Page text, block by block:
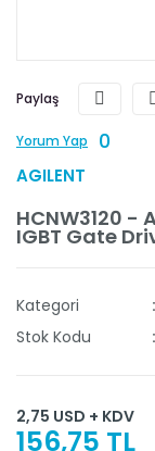
Paylaş
Yorum Yap 0
AGILENT
HCNW3120 -
IGBT Gate
Kategori
Stok Kodu
2,75 USD + KDV
156,75 TL